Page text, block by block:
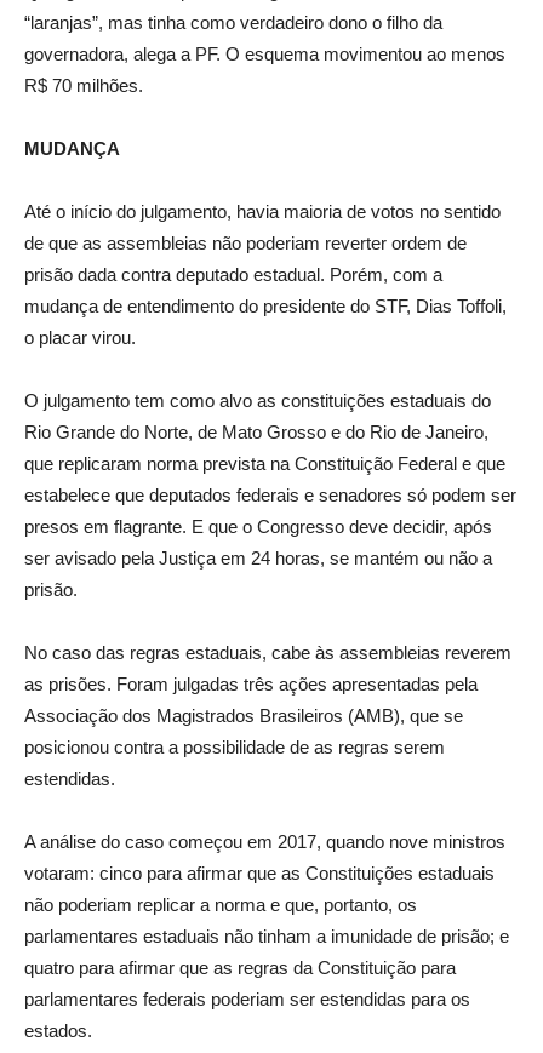
“laranjas”, mas tinha como verdadeiro dono o filho da
governadora, alega a PF. O esquema movimentou ao menos
R$ 70 milhões.
MUDANÇA
Até o início do julgamento, havia maioria de votos no sentido
de que as assembleias não poderiam reverter ordem de
prisão dada contra deputado estadual. Porém, com a
mudança de entendimento do presidente do STF, Dias Toffoli,
o placar virou.
O julgamento tem como alvo as constituições estaduais do
Rio Grande do Norte, de Mato Grosso e do Rio de Janeiro,
que replicaram norma prevista na Constituição Federal e que
estabelece que deputados federais e senadores só podem ser
presos em flagrante. E que o Congresso deve decidir, após
ser avisado pela Justiça em 24 horas, se mantém ou não a
prisão.
No caso das regras estaduais, cabe às assembleias reverem
as prisões. Foram julgadas três ações apresentadas pela
Associação dos Magistrados Brasileiros (AMB), que se
posicionou contra a possibilidade de as regras serem
estendidas.
A análise do caso começou em 2017, quando nove ministros
votaram: cinco para afirmar que as Constituições estaduais
não poderiam replicar a norma e que, portanto, os
parlamentares estaduais não tinham a imunidade de prisão; e
quatro para afirmar que as regras da Constituição para
parlamentares federais poderiam ser estendidas para os
estados.